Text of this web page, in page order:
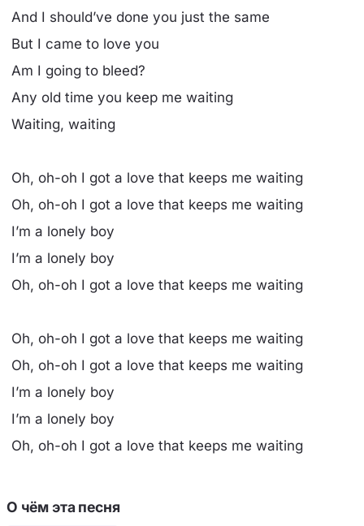
And I should’ve done you just the same
But I came to love you
Am I going to bleed?
Any old time you keep me waiting
Waiting, waiting
Oh, oh-oh I got a love that keeps me waiting
Oh, oh-oh I got a love that keeps me waiting
I’m a lonely boy
I’m a lonely boy
Oh, oh-oh I got a love that keeps me waiting
Oh, oh-oh I got a love that keeps me waiting
Oh, oh-oh I got a love that keeps me waiting
I’m a lonely boy
I’m a lonely boy
Oh, oh-oh I got a love that keeps me waiting
О чём эта песня